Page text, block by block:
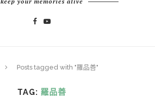
Posts tagged with "羅品善"
TAG: 羅品善